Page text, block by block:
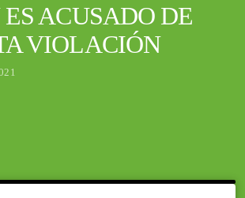
ACUSADO DE
VIOLACIÓN